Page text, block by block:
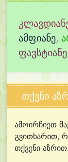
ამფიანე,
ფავსტიანე
თქვნი
ამოირჩიეთ
გვითხარით,
თქვენი